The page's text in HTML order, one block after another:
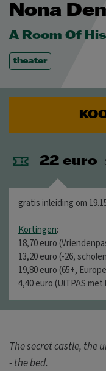
The secret castle, the
- the bed.
Nona
A Room Of
theater
22 euro
gratis inleiding om
Kortingen:
18,70 euro
13,20 euro (-26,
19,80 euro (65+,
4,40 euro (UiTPAS